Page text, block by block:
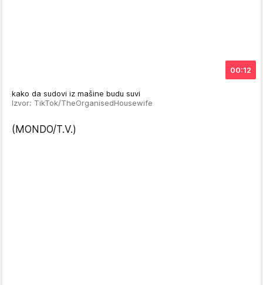
00:12
kako da sudovi iz mašine budu suvi
Izvor: TikTok/TheOrganisedHousewife
(MONDO/T.V.)